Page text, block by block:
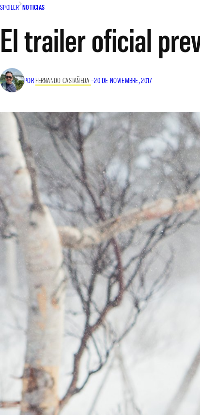
SPOILER NOTICIAS
El trailer oficial
POR FERNANDO CASTAÑEDA –20 DE NOVIEMBRE, 2017